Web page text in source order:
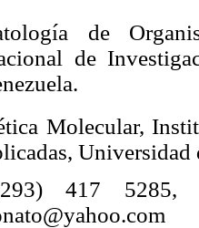
de
de
Molecular,
Universidad
417 5285,